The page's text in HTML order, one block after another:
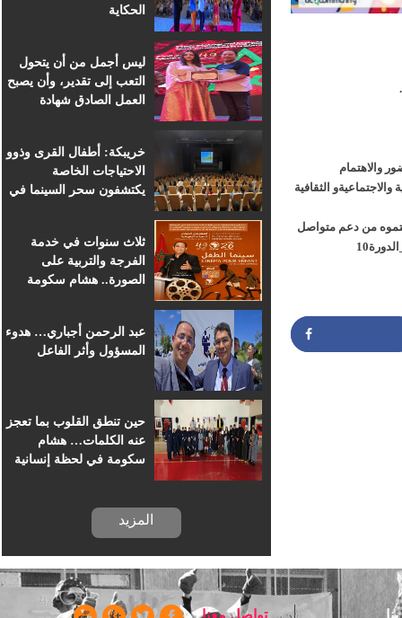
الحكاية
ليس أجمل من أن يتحول
التعب إلى تقدير، وأن يصبح
العمل الصادق شهادة
خريبكة: أطفال القرى وذوو
الاحتياجات الخاصة
يكتشفون سحر السينما في
ثلاث سنوات في خدمة
الفرجة والتربية على
الصورة.. هشام سكومة
عبد الرحمن أجباري… هدوء
المسؤول وأثر الفاعل
حين تنطق القلوب بما تعجز
عنه الكلمات… هشام
سكومة في لحظة إنسانية
المزيد
الثقافية
من دعم متواصل
و مجهودات متميزة ساهمت في إنجاح #مهرجان_قافلة_الابتسامة_للجميع_الدورة10
تواصل معنا